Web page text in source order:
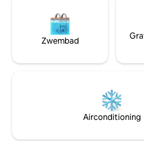
Zwembad
Airconditioning